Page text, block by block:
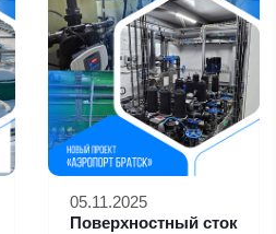
05.11.2025
Поверхностный сток